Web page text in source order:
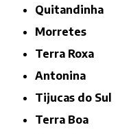
Quitandinha
Morretes
Terra Roxa
Antonina
Tijucas do Sul
Terra Boa